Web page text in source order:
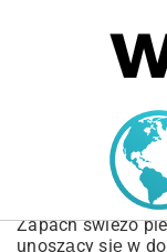
MARIUSZ ŁAMAGA
Przepis na
Prosty
Krok po
Zapach świeżo
unoszący się w